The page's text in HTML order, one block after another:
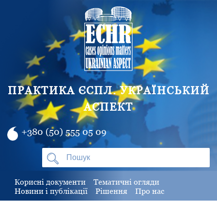
ПРАКТИКА ЄСПЛ. УКРАЇНСЬКИЙ
АСПЕКТ
+380 (50) 555 05 09
Корисні документи
Тематичні огляди
Новини і публікації
Рішення Про нас